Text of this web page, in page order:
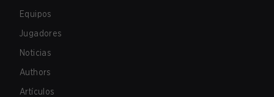
Equipos
Jugadores
Noticias
Authors
Artículos